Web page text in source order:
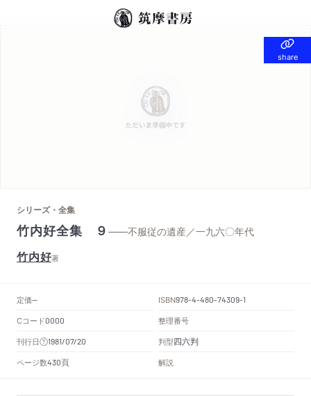
share
share
シリーズ・全集
竹内好全集 ９——不服従の遺産／一九六〇年代
竹内好著
定価-- ISBN978-4-480-74309-1
Cコード0000
整理番号
刊行日
1981/07/20 判型四六判
ページ数430頁 解説